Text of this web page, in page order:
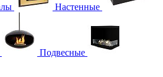
Настенные
Подвесные